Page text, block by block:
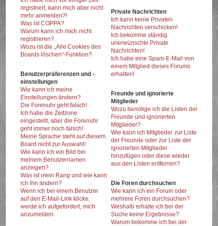
registriert, kann mich aber nicht
mehr anmelden?!
Was ist COPPA?
Warum kann ich mich nicht
registrieren?
Wozu ist die „Alle Cookies des
Boards löschen“-Funktion?
Benutzerpräferenzen und -
einstellungen
Wie kann ich meine
Einstellungen ändern?
Die Forenuhr geht falsch!
Ich habe die Zeitzone
eingestellt, aber die Forenuhr
geht immer noch falsch!
Meine Sprache steht auf diesem
Board nicht zur Auswahl!
Wie kann ich ein Bild bei
meinem Benutzernamen
anzeigen?
Was ist mein Rang und wie kann
ich ihn ändern?
Wenn ich bei einem Benutzer
auf den E-Mail-Link klicke,
werde ich aufgefordert, mich
anzumelden.
Private Nachrichten
Ich kann keine Privaten
Nachrichten verschicken!
Ich bekomme ständig
unerwünschte Private
Nachrichten!
Ich habe eine Spam-E-Mail von
einem Mitglied dieses Forums
erhalten!
Freunde und ignorierte
Mitglieder
Wozu benötige ich die Listen der
Freunde und ignorierten
Mitglieder?
Wie kann ich Mitglieder zur Liste
der Freunde oder zur Liste der
ignorierten Mitglieder
hinzufügen oder diese wieder
aus den Listen entfernen?
Die Foren durchsuchen
Wie kann ich ein Forum oder
mehrere Foren durchsuchen?
Weshalb erhalte ich bei der
Suche keine Ergebnisse?
Warum bekomme ich bei der